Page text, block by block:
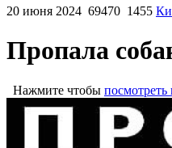
20 июня 2024 69470 1455
Пропала
Нажмите чтобы посмотреть